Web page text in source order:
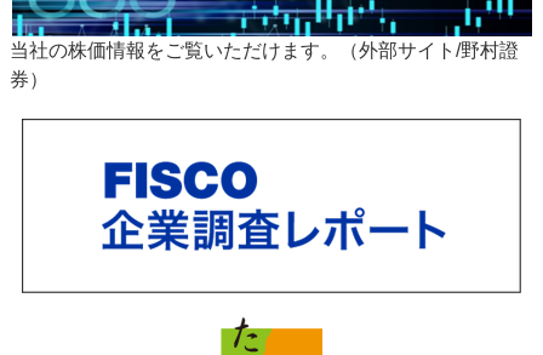
当社の株価情報をご覧いただけます。（外部サイト/野村證
券）